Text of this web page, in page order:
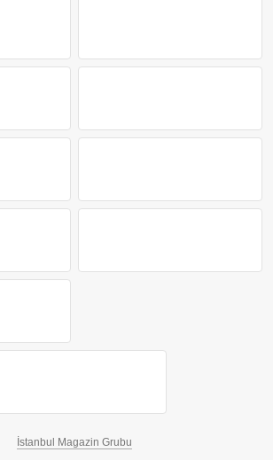
İstanbul Magazin Grubu